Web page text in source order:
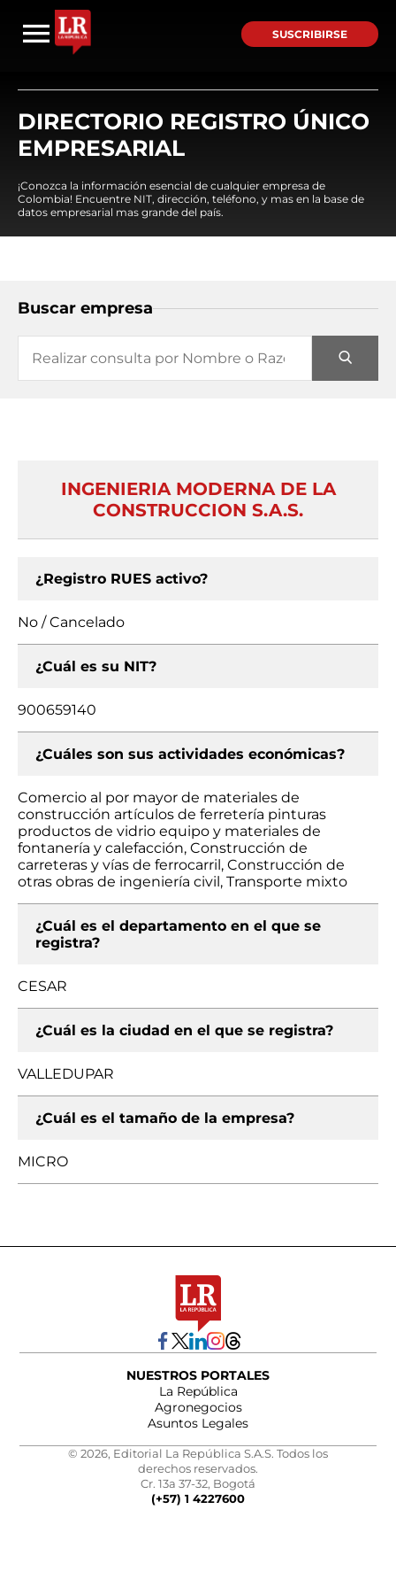
SUSCRIBIRSE
DIRECTORIO REGISTRO ÚNICO
EMPRESARIAL
¡Conozca la información esencial de cualquier empresa de
Colombia! Encuentre NIT, dirección, teléfono, y mas en la base de
datos empresarial mas grande del país.
Buscar empresa
INGENIERIA MODERNA DE LA
CONSTRUCCION S.A.S.
¿Registro RUES activo?
No / Cancelado
¿Cuál es su NIT?
900659140
¿Cuáles son sus actividades económicas?
Comercio al por mayor de materiales de
construcción artículos de ferretería pinturas
productos de vidrio equipo y materiales de
fontanería y calefacción, Construcción de
carreteras y vías de ferrocarril, Construcción de
otras obras de ingeniería civil, Transporte mixto
¿Cuál es el departamento en el que se
registra?
CESAR
¿Cuál es la ciudad en el que se registra?
VALLEDUPAR
¿Cuál es el tamaño de la empresa?
MICRO
NUESTROS PORTALES
La República
Agronegocios
Asuntos Legales
© 2026, Editorial La República S.A.S. Todos los
derechos reservados.
Cr. 13a 37-32, Bogotá
(+57) 1 4227600